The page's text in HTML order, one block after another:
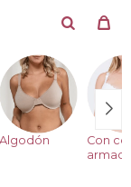
Algodón
Con